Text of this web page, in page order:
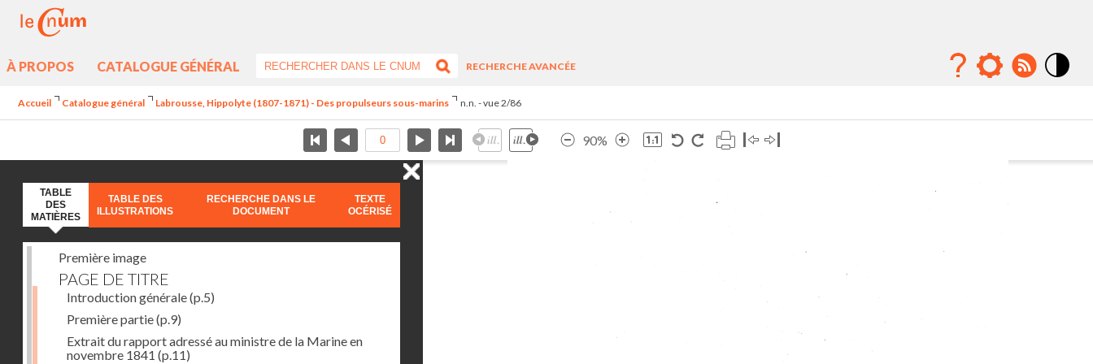
À PROPOS CATALOGUE GÉNÉRAL
RECHERCHE AVANCÉE
Accueil Catalogue général Labrousse, Hippolyte (1807-1871) - Des propulseurs sous-marins n.n. - vue 2/86
90%
TABLE
DES
MATIÈRES
TABLE DES
ILLUSTRATIONS
RECHERCHE DANS LE
DOCUMENT
TEXTE
OCÉRISÉ
Première image
PAGE DE TITRE
Introduction générale(p.5)
Première partie(p.9)
Extrait du rapport adressé au ministre de la Marine en
novembre 1841 (p.11)